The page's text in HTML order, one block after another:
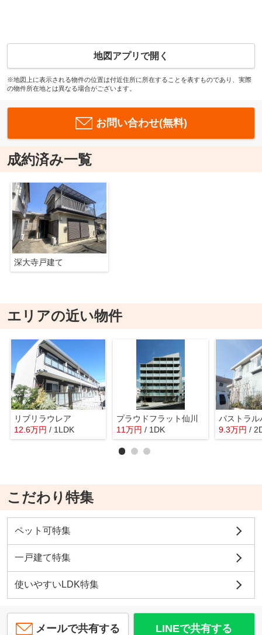
地図アプリで開く
※地図上に表示される物件の位置は付近住所に所在することを表すものであり、実際
の物件所在地とは異なる場合がございます。
お問い合わせ(無料)
成約済み一覧
深大寺戸建て
エリアの近い物件
リブリラウレア
12.6万円 / 1LDK
プラウドフラット仙川
11万円 / 1DK
パストラル
9.3万円 /
こだわり特集
ペット可特集
一戸建て特集
使いやすいLDK特集
メールで共有する LINEで共有する